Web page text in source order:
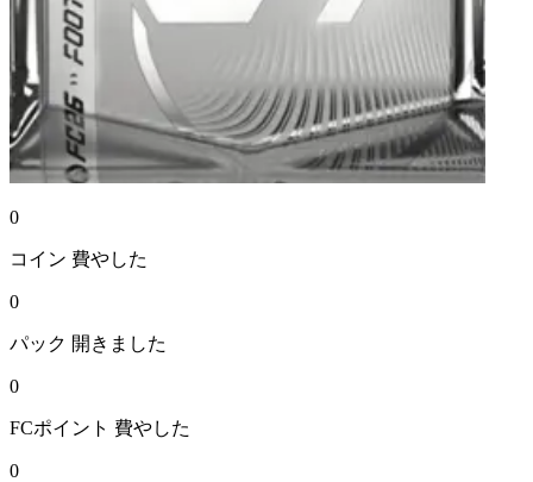
0
コイン 費やした
0
パック 開きました
0
FCポイント 費やした
0